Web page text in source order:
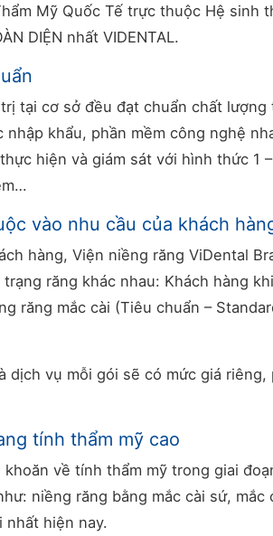
Mỹ Quốc Tế trực thuộc Hệ sinh
DIỆN nhất VIDENTAL.
tại cơ sở đều đạt chuẩn chất
khẩu, phần mềm công nghệ
hiện và giám sát với hình thức 1
vào nhu cầu của khách
hàng, Viện niềng răng ViDental
răng khác nhau: Khách hàng
răng mắc cài (Tiêu chuẩn –
dịch vụ mỗi gói sẽ có mức giá
tính thẩm mỹ cao
về tính thẩm mỹ trong giai
niềng răng bằng mắc cài sứ,
nhất hiện nay.